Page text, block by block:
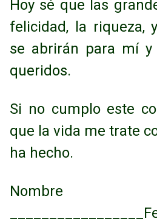
Hoy sé que las
felicidad, la riqueza,
se abrirán para mí y
queridos.
Si no cumplo este
que la vida me trate
ha hecho.
Nombre